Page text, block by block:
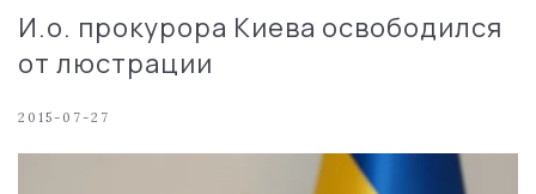
И.о. прокурора Киева освободился
от люстрации
2015-07-27